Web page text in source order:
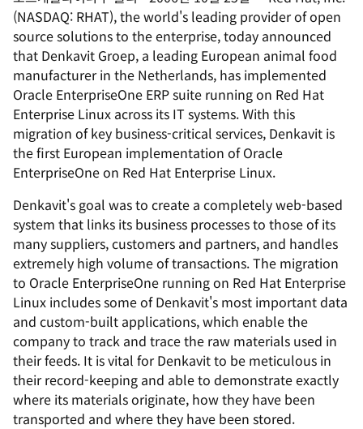
(NASDAQ: RHAT), the world's leading provider of open
source solutions to the enterprise, today announced
that Denkavit Groep, a leading European animal food
manufacturer in the Netherlands, has implemented
Oracle EnterpriseOne ERP suite running on Red Hat
Enterprise Linux across its IT systems. With this
migration of key business-critical services, Denkavit is
the first European implementation of Oracle
EnterpriseOne on Red Hat Enterprise Linux.
Denkavit's goal was to create a completely web-based
system that links its business processes to those of its
many suppliers, customers and partners, and handles
extremely high volume of transactions. The migration
to Oracle EnterpriseOne running on Red Hat Enterprise
Linux includes some of Denkavit's most important data
and custom-built applications, which enable the
company to track and trace the raw materials used in
their feeds. It is vital for Denkavit to be meticulous in
their record-keeping and able to demonstrate exactly
where its materials originate, how they have been
transported and where they have been stored.